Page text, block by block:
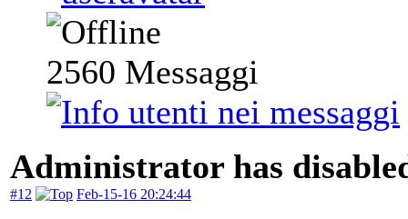
2560 Messaggi
Administrator has
#12 Feb-15-16 20:24:44